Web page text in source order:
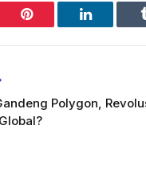
Pinterest LinkedIn
Polygon,